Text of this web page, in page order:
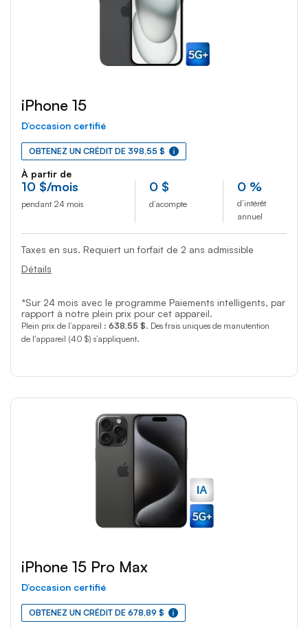
iPhone 15
D’occasion certifié
OBTENEZ UN CRÉDIT DE 398,55 $
À partir de
10 $/mois
pendant 24 mois
0 $
d’acompte
0 %
d’intérêt
annuel
Taxes en sus. Requiert un forfait de 2 ans admissible
Détails
*Sur 24 mois avec le programme Paiements intelligents, par
rapport à notre plein prix pour cet appareil.
Plein prix de l’appareil : 638,55 $. Des frais uniques de manutention
de l'appareil (40 $) s’appliquent.
iPhone 15 Pro Max
D’occasion certifié
OBTENEZ UN CRÉDIT DE 678,89 $